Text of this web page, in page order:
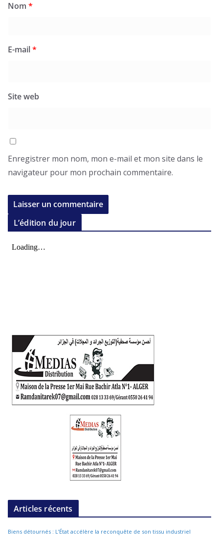
Nom *
E-mail*
Site web
Enregistrer mon nom, mon e-mail et mon site dans le
navigateur pour mon prochain commentaire.
L’édition du jour
Articles récents
Biens détournés : L’État accélère la reconquête de son tissu industriel